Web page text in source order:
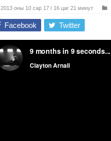
2013 оны 10 сар 17 / 16 цаг 21 минут
Facebook Twitter